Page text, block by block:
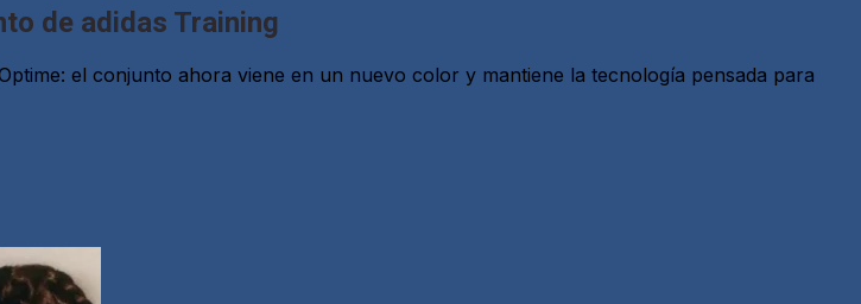
de adidas Training
el conjunto ahora viene en un nuevo color y mantiene la tecnología pensada para